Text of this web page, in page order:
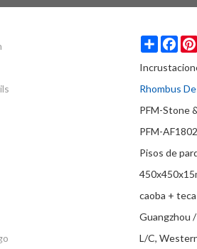
Share
Rhombus
PFM-Stone
PFM-AF1802
Pisos de
caoba + teca
Guangzhou
L/C,